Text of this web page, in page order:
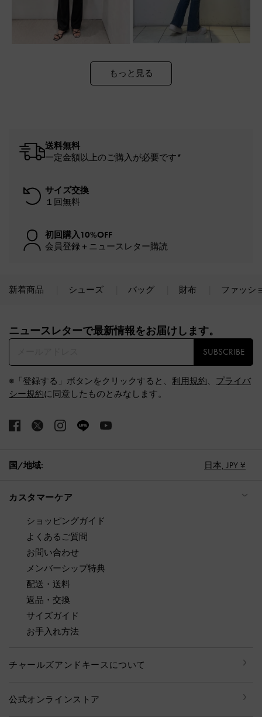
もっと見る
送料無料
一定金額以上のご購入が必要です*
サイズ交換
１回無料
初回購入10%OFF
会員登録＋ニュースレター購読
新着商品 シューズ バッグ 財布 ファッシ
ニュースレターで最新情報をお届けします。​
SUBSCRIBE
※「登録する」ボタンをクリックすると、 利用規約、 プライバ
シー規約に同意したものとみなします。
国/地域: 日本, JPY ¥
カスタマーケア
ショッピングガイド
よくあるご質問
お問い合わせ
メンバーシップ特典
配送・送料
返品・交換
サイズガイド
お手入れ方法
チャールズアンドキースについて
公式オンラインストア